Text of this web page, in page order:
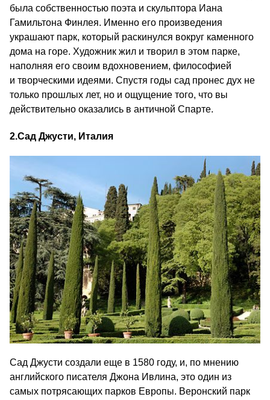
была собственностью поэта и скульптора Иана
Гамильтона Финлея. Именно его произведения
украшают парк, который раскинулся вокруг каменного
дома на горе. Художник жил и творил в этом парке,
наполняя его своим вдохновением, философией
и творческими идеями. Спустя годы сад пронес дух не
только прошлых лет, но и ощущение того, что вы
действительно оказались в античной Спарте.
2.Сад Джусти, Италия
Сад Джусти создали еще в 1580 году, и, по мнению
английского писателя Джона Ивлина, это один из
самых потрясающих парков Европы. Веронский парк